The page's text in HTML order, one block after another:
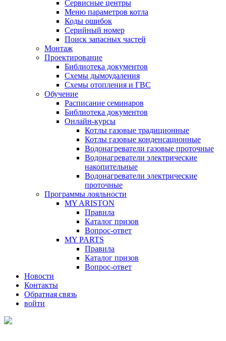
Сервисные центры
Меню параметров котла
Коды ошибок
Серийный номер
Поиск запасных частей
Монтаж
Проектирование
Библиотека документов
Схемы дымоудаления
Схемы отопления и ГВС
Обучение
Расписание семинаров
Библиотека документов
Онлайн-курсы
Котлы газовые традиционные
Котлы газовые конденсационные
Водонагреватели газовые проточные
Водонагреватели электрические
накопительные
Водонагреватели электрические
проточные
Программы лояльности
MY ARISTON
Правила
Каталог призов
Вопрос-ответ
MY PARTS
Правила
Каталог призов
Вопрос-ответ
Новости
Контакты
Обратная связь
войти